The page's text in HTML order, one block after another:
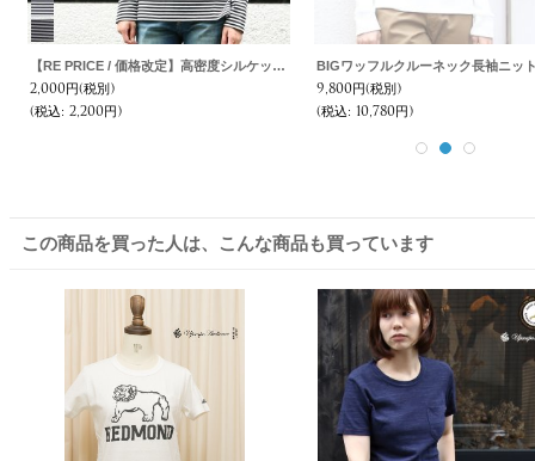
【RE PRICE / 価格改定】高密度シルケットボーダーモックネック長袖Tシャツ[ Lady's ]【MADE IN JAPAN】『日本製』/ Upscape Audience
2,000円(税別)
(税込: 2,200円)
9,800円(税別)
(税込: 10,780円)
この商品を買った人は、こんな商品も買っています